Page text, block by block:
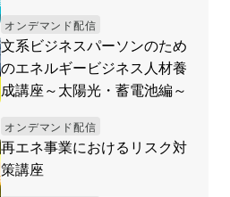
オンデマンド配信
文系ビジネスパーソンのため
のエネルギービジネス人材養
成講座～太陽光・蓄電池編～
オンデマンド配信
再エネ事業におけるリスク対
策講座